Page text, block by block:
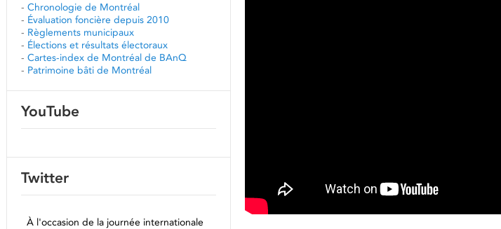
- Chronologie de Montréal
- Évaluation foncière depuis 2010
- Règlements municipaux
- Élections et résultats électoraux
- Cartes-index de Montréal de BAnQ
- Patrimoine bâti de Montréal
YouTube
Twitter
À l'occasion de la journée internationale